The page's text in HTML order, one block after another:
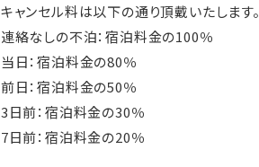
キャンセル料は以下の通り頂戴いたします。
連絡なしの不泊：宿泊料金の100％
当日：宿泊料金の80％
前日：宿泊料金の50％
3日前：宿泊料金の30％
7日前：宿泊料金の20％